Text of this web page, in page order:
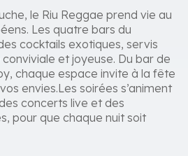
le Riu Reggae prend vie au
Les quatre bars du
cocktails exotiques, servis
et joyeuse. Du bar de
chaque espace invite à la fête
envies.Les soirées s’animent
concerts live et des
pour que chaque nuit soit